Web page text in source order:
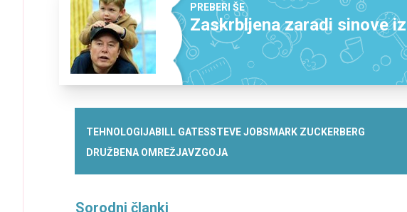
PREBERI ŠE
Zaskrbljena zaradi sinove
TEHNOLOGIJABILL GATESSTEVE JOBS MARK ZUCKERBERG
DRUŽBENA OMREŽJAVZGOJA
Sorodni članki